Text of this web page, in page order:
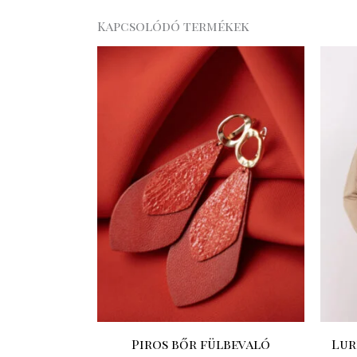
Kapcsolódó termékek
Piros bőr fülbevaló